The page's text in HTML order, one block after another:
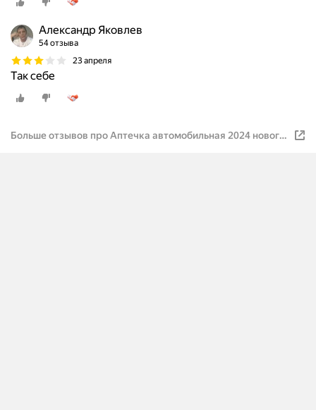
Александр Яковлев
54 отзыва
23 апреля
Так себе
Больше отзывов про Аптечка автомобильная 2024 нового